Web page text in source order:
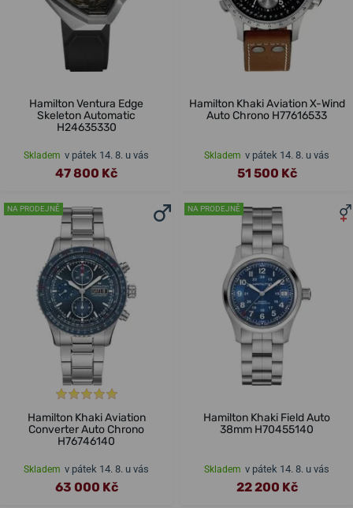
Hamilton Ventura Edge
Skeleton Automatic
H24635330
Skladem v pátek 14. 8. u vás
47 800 Kč
Hamilton Khaki Aviation X-Wind
Auto Chrono H77616533
Skladem v pátek 14. 8. u vás
51 500 Kč
NA PRODEJNĚ
Hamilton Khaki Aviation
Converter Auto Chrono
H76746140
Skladem v pátek 14. 8. u vás
63 000 Kč
NA PRODEJNĚ
Hamilton Khaki Field Auto
38mm H70455140
Skladem v pátek 14. 8. u vás
22 200 Kč